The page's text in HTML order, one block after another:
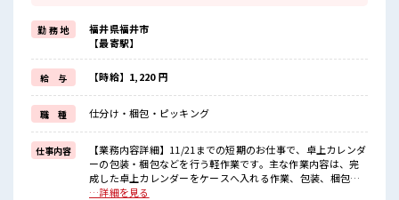
明るすぎたり奇抜でなければ基本的に自由！
(規定有)≪未経験でも活躍できる≫
新しいことにチャレンジするのは不安だけど、
しっかり働く環境が整っています！
イチからスキルUP・ステップUP目指していきましょう！
≪自分に向いている仕事が探せる≫
困った事などがあれば、
担当がしっかりサポートします！
■職場の雰囲気
明るすぎたり奇抜過ぎなければヘアカラーOK！
休憩時間にゆっくりできるスペース完備！
職場にはロッカー完備！
勤 務 地
福井県福井市
【最寄駅】
給 与 【時給】1,220 円
職 種 仕分け・梱包・ピッキング
仕事内容
【業務内容詳細】11/21までの短期のお仕事で、卓上カレンダ
ーの包装・梱包などを行う軽作業です。主な作業内容は、完
成した卓上カレンダーをケースへ入れる作業、包装、梱包、
商品の移動などで、未経験の方でも始めやすい内容です。土
…詳細を見る